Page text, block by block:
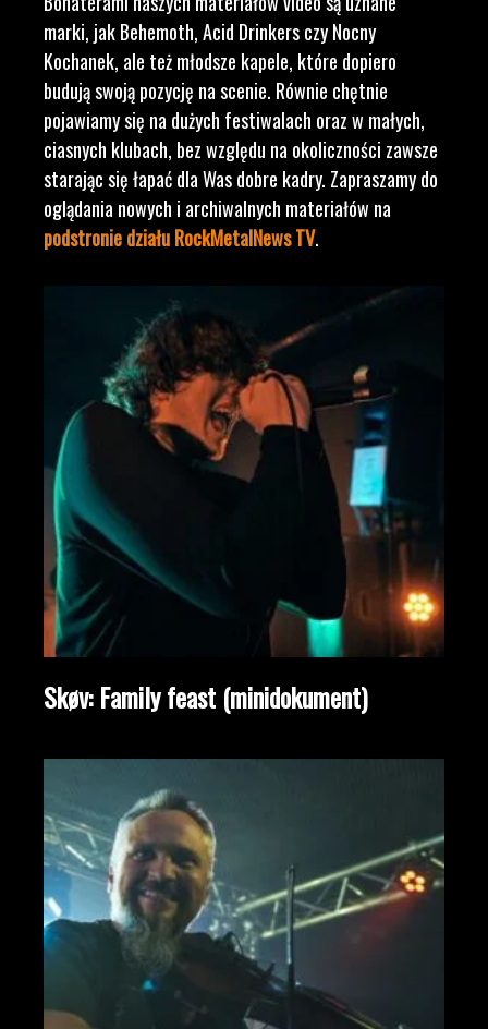
marki, jak Behemoth, Acid Drinkers czy Nocny
Kochanek, ale też młodsze kapele, które dopiero
budują swoją pozycję na scenie. Równie chętnie
pojawiamy się na dużych festiwalach oraz w małych,
ciasnych klubach, bez względu na okoliczności zawsze
starając się łapać dla Was dobre kadry. Zapraszamy do
oglądania nowych i archiwalnych materiałów na
podstronie działu RockMetalNews TV.
Skøv: Family feast (minidokument)